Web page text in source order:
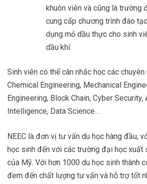
khuôn viên và cũng là trường
cung cấp chương trình đào
dụng mỏ dầu thực cho sinh
dầu khí.
Sinh viên có thể cân nhắc học các chuyên
Chemical Engineering, Mechanical
Engineering, Block Chain, Cyber
Intelligence, Data Science…
NEEC là đơn vị tư vấn du học hàng đầu,
học sinh đến với các trường đại học xuất
của Mỹ. Với hơn 1000 du học sinh thành
đem đến chất lượng tư vấn và hỗ trợ tốt